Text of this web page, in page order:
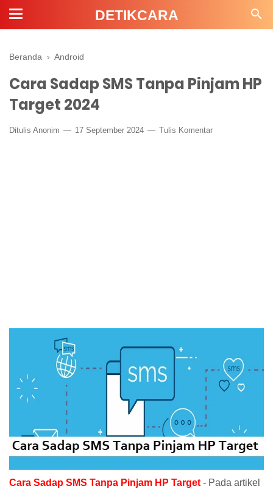
DETIKCARA
Beranda › Android
Cara Sadap SMS Tanpa Pinjam HP
Target 2024
Ditulis Anonim 17 September 2024 Tulis Komentar
Cara Sadap SMS Tanpa Pinjam HP Target- Pada artikel